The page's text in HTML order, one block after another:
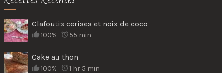
Clafoutis cerises et noix de coco
100% 55 min
Cake au thon
100% 1 hr 5 min